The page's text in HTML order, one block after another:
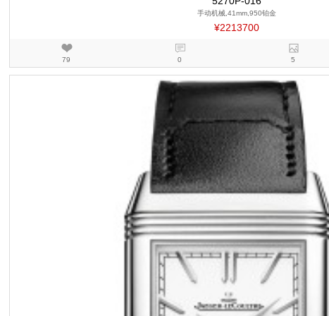
手动机械,41mm,950铂金
¥2213700
79 0 5